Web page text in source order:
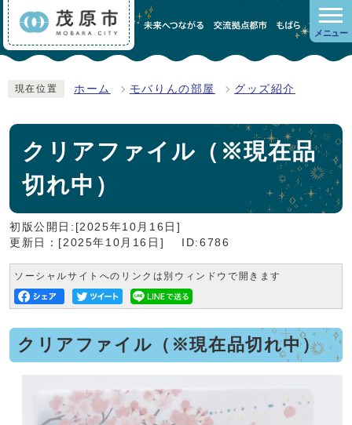
メニュー
現在位置 ホーム モバりんの部屋 グッズ紹介
クリアファイル（※現在品
切れ中）
初版公開日:[2025年10月16日]
更新日：[2025年10月16日]
ID:6786
ソーシャルサイトへのリンクは別ウィンドウで開きます
クリアファイル（※現在品切れ中）